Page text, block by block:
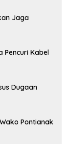
Jaga
Pencuri Kabel
Dugaan
Pontianak